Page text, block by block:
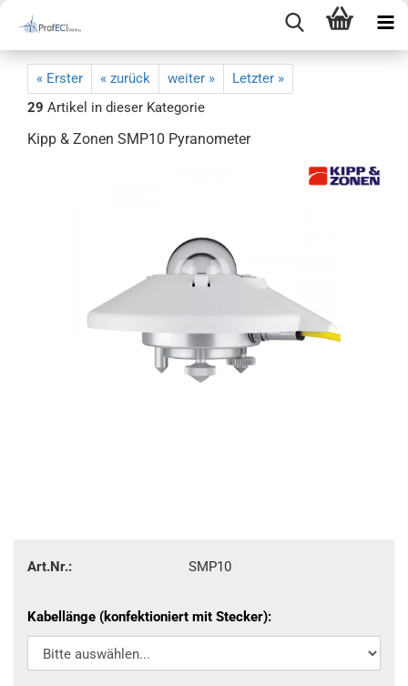
« Erster « zurück weiter »
Letzter »
29 Artikel in dieser Kategorie
Kipp & Zonen SMP10 Pyranometer
Art.Nr.: SMP10
Kabellänge (konfektioniert mit Stecker):